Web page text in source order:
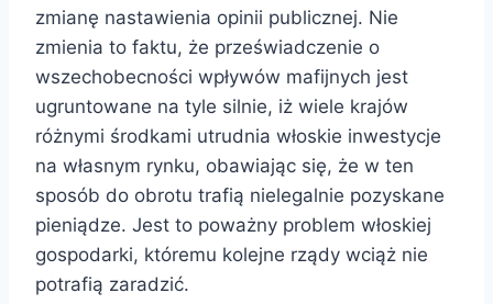
zmianę nastawienia opinii publicznej. Nie
zmienia to faktu, że przeświadczenie o
wszechobecności wpływów mafijnych jest
ugruntowane na tyle silnie, iż wiele krajów
różnymi środkami utrudnia włoskie inwestycje
na własnym rynku, obawiając się, że w ten
sposób do obrotu trafią nielegalnie pozyskane
pieniądze. Jest to poważny problem włoskiej
gospodarki, któremu kolejne rządy wciąż nie
potrafią zaradzić.